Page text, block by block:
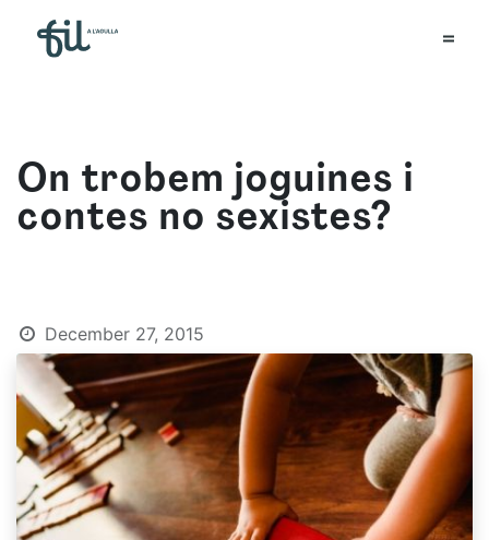
On trobem joguines i
contes no sexistes?
December 27, 2015